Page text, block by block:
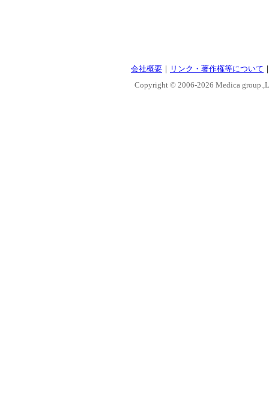
会社概要 ｜ リンク・著作権等について
Copyright © 2006-2026 Medica